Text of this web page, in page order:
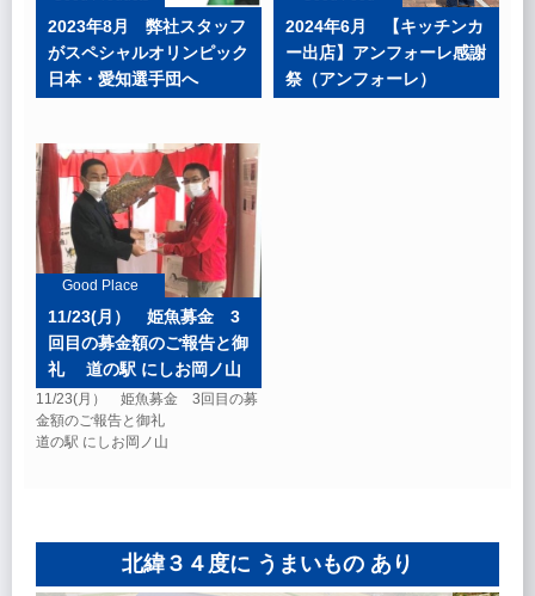
2023年8月 弊社スタッフ
がスペシャルオリンピック
日本・愛知選手団へ
2024年6月 【キッチンカ
ー出店】アンフォーレ感謝
祭（アンフォーレ）
Good Place
11/23(月） 姫魚募金 3
回目の募金額のご報告と御
礼 道の駅 にしお岡ノ山
11/23(月） 姫魚募金 3回目の募
金額のご報告と御礼
道の駅 にしお岡ノ山
北緯３４度に うまいもの あり